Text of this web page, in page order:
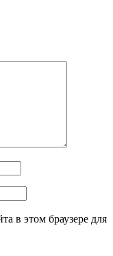
в этом браузере для